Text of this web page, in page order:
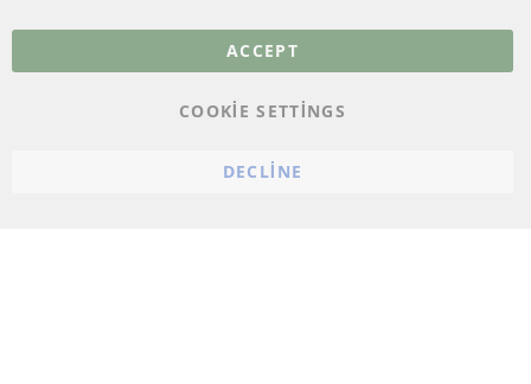
Veri koruma
Genel Çalışma Koşulları
ACCEPT
COOKIE SETTINGS
DECLINE